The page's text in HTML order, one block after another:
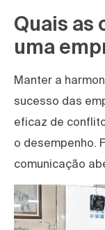
Quais as
uma
Manter a
sucesso das
eficaz de
o desempenho.
comunicação